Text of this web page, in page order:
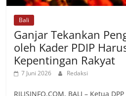
Bali
Ganjar Tekankan
oleh Kader PDIP
Kepentingan Rakyat
7 Juni 2026 Redaksi
RILISINFO.COM, ‎BALI – Ketua